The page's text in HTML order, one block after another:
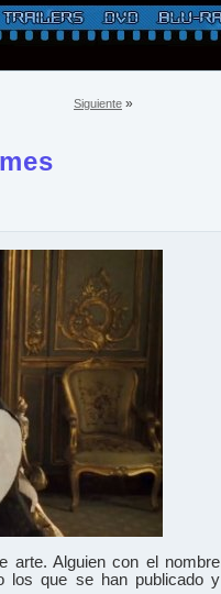
Siguiente »
arte. Alguien con el nombre
los que se han publicado y